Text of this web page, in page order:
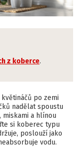
z koberce.
po zemi
nadělat spoustu
miskami a hlínou
si koberec typu
poslouží jako
vodu.